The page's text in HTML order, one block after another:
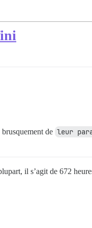
brusquement de leur
il s’agit de 672